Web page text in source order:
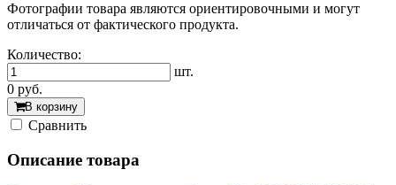
Фотографии товара являются ориентировочными и могут
отличаться от фактического продукта.
Количество:
шт.
0 руб.
В корзину
Cравнить
Описание товара